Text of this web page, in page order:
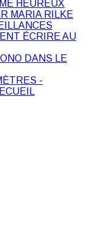
HEUREUX
MARIA RILKE
ÉCRIRE AU
DANS LE
-